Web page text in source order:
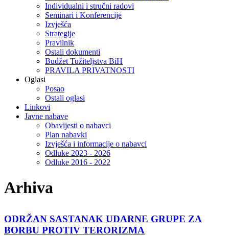
Individualni i stručni radovi
Seminari i Konferencije
Izvješća
Strategije
Pravilnik
Ostali dokumenti
Budžet Tužiteljstva BiH
PRAVILA PRIVATNOSTI
Oglasi
Posao
Ostali oglasi
Linkovi
Javne nabave
Obavijesti o nabavci
Plan nabavki
Izvješća i informacije o nabavci
Odluke 2023 - 2026
Odluke 2016 - 2022
Arhiva
ODRŽAN SASTANAK UDARNE GRUPE ZA
BORBU PROTIV TERORIZMA